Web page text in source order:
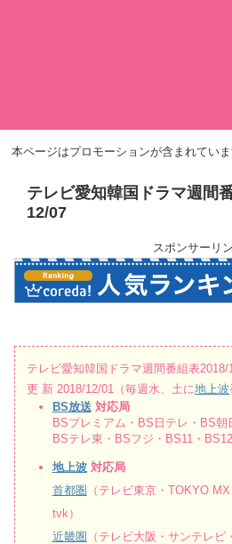
本ページはプロモーションが含まれてい
テレビ愛知韓国ドラマ週間
12/07
スポンサーリ
テレビ愛知韓国ドラマ週間番組表2018/
更 新 2018/12/01（毎週水、土に地上波
BS放送 対応局
BSプレミアム・BS日テレ・BS朝
BSテレ東・BSフジ・BS11・
地上波対応局
首都圏 （テレビ東京・TOKYO
tvk）
近畿圏 （テレビ大阪・サンテレビ